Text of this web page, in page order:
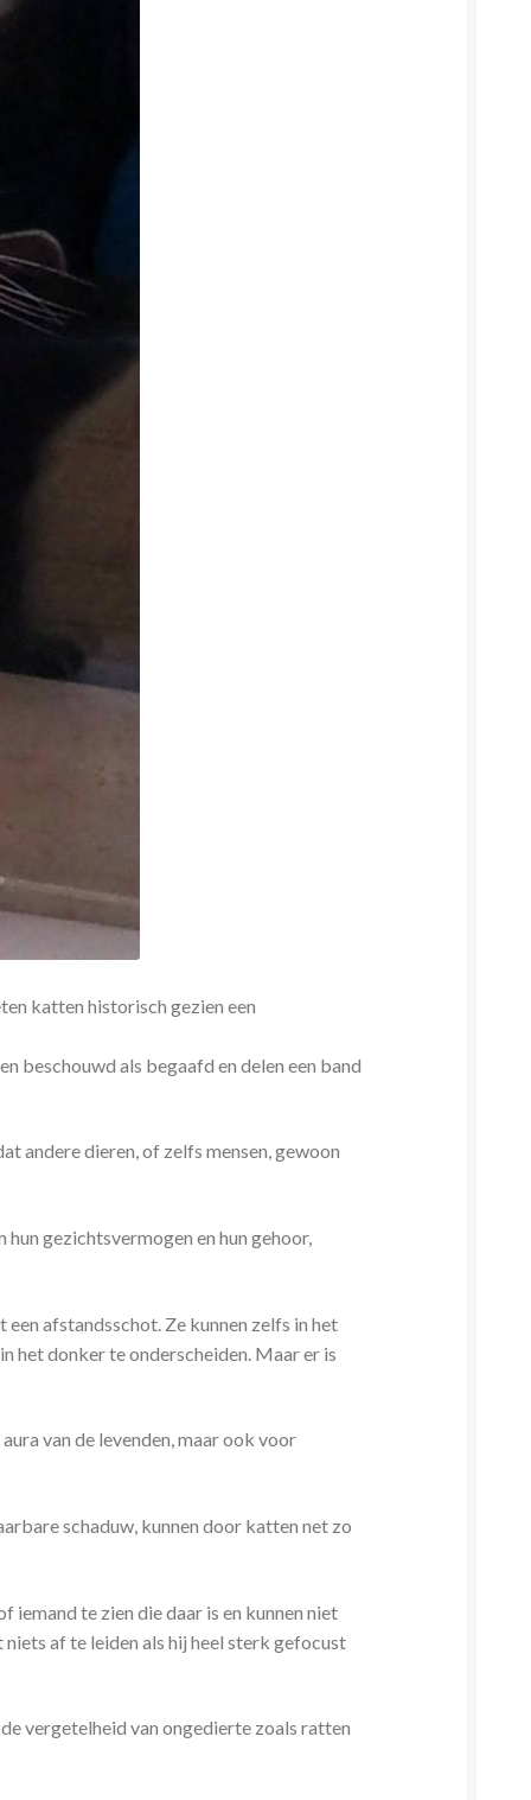
katten historisch gezien een
beschouwd als begaafd en delen een band
andere dieren, of zelfs mensen, gewoon
gezichtsvermogen en hun gehoor,
afstandsschot. Ze kunnen zelfs in het
het donker te onderscheiden. Maar er is
van de levenden, maar ook voor
schaduw, kunnen door katten net zo
iemand te zien die daar is en kunnen niet
af te leiden als hij heel sterk gefocust
vergetelheid van ongedierte zoals ratten